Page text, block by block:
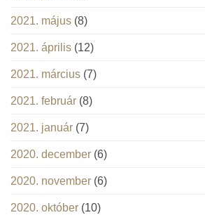
2021. május (8)
2021. április (12)
2021. március (7)
2021. február (8)
2021. január (7)
2020. december (6)
2020. november (6)
2020. október (10)